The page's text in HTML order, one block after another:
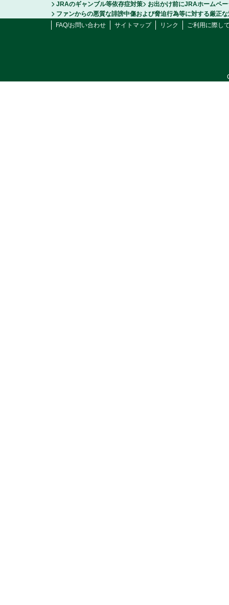
JRAのギャンブル等依存症対策
お出かけ前にJRAホームペ
ファンからの悪質な誹謗中傷および脅迫行為等に対する厳正
FAQ/お問い合わせ
サイトマップ リンク ご利用に際し